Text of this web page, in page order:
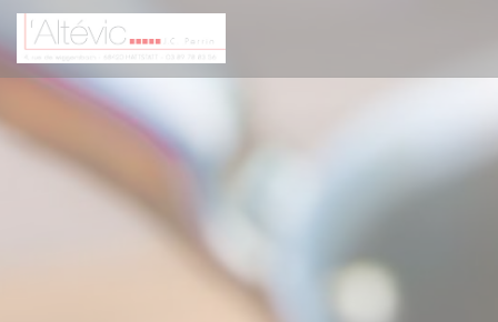
Personalizzazione delle tue scelte sui cookie